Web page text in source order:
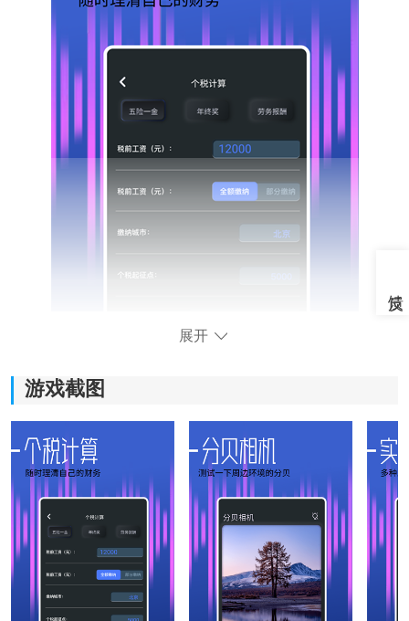
《分贝大师》软件亮点：
*实时检测和记录噪音水平，帮助用户了解当前环境的声
音大小，保护身心健康。
*分析检测结果，提供舒适的声音环境，避免噪音对身心
造成的危害。
展开
游戏截图